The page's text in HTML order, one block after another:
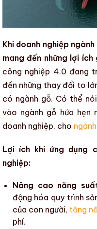
Khi doanh nghiệp
mang đến những lợi ích
công nghiệp 4.0 đang
đến những thay đổi to
có ngành gỗ. Có thể
vào ngành gỗ hứa hẹn
doanh nghiệp, cho
Lợi ích khi ứng dụng
nghiệp:
Nâng cao năng
động hóa quy trình
của con người, tăng
phí.